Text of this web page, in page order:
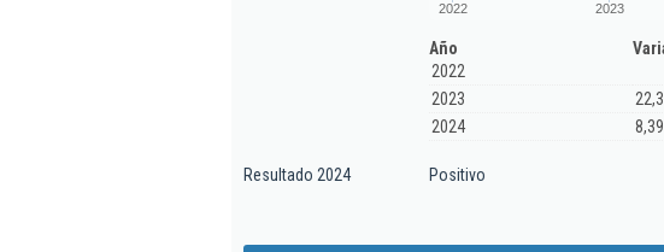
2022 2023
Año
2022
2023
2024
Resultado 2024 Positivo